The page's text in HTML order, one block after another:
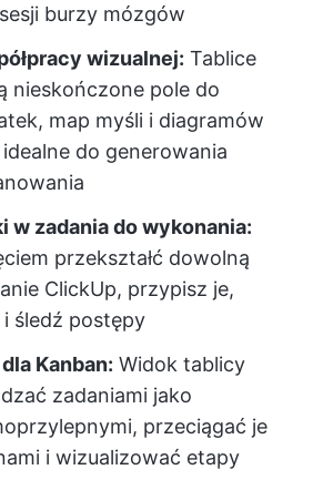
burzy mózgów
wizualnej: Tablice
nieskończone pole do
map myśli i diagramów
do generowania
w zadania do wykonania:
przekształć dowolną
ClickUp, przypisz je,
śledź postępy
Kanban: Widok tablicy
zadaniami jako
przeciągać je
i wizualizować etapy